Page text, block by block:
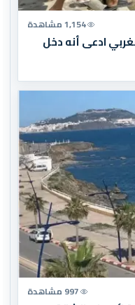
1,154 مشاهدة
ادعى أنه دخل
997 مشاهدة